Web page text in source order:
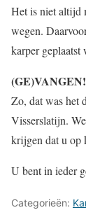
Het is niet altijd
wegen.
karper geplaatst
(GE)VANGEN!
Zo, dat was het
Visserslatijn.
krijgen dat u op
U bent in ieder
Categorieën: